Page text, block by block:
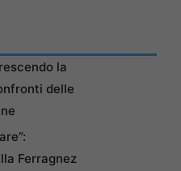
la
delle
Ferragnez